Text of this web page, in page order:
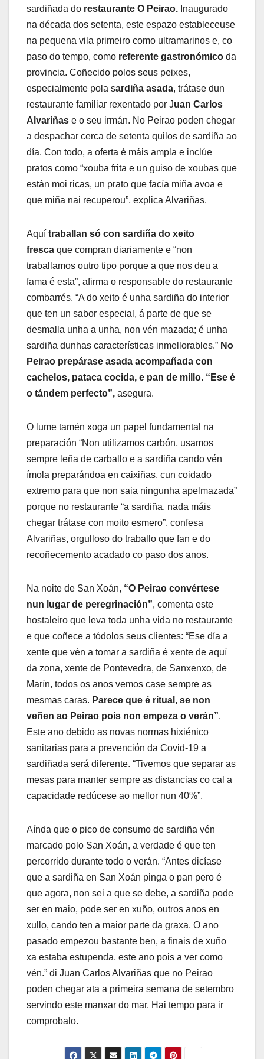
sardiñada do restaurante O Peirao. Inaugurado
na década dos setenta, este espazo estableceuse
na pequena vila primeiro como ultramarinos e, co
paso do tempo, como referente gastronómico da
provincia. Coñecido polos seus peixes,
especialmente pola sardiña asada, trátase dun
restaurante familiar rexentado por Juan Carlos
Alvariñas e o seu irmán. No Peirao poden chegar
a despachar cerca de setenta quilos de sardiña ao
día. Con todo, a oferta é máis ampla e inclúe
pratos como “xouba frita e un guiso de xoubas que
están moi ricas, un prato que facía miña avoa e
que miña nai recuperou”, explica Alvariñas.
Aquí traballan só con sardiña do xeito
fresca que compran diariamente e “non
traballamos outro tipo porque a que nos deu a
fama é esta”, afirma o responsable do restaurante
combarrés. “A do xeito é unha sardiña do interior
que ten un sabor especial, á parte de que se
desmalla unha a unha, non vén mazada; é unha
sardiña dunhas características inmellorables.” No
Peirao prepárase asada acompañada con
cachelos, pataca cocida, e pan de millo. “Ese é
o tándem perfecto”, asegura.
O lume tamén xoga un papel fundamental na
preparación “Non utilizamos carbón, usamos
sempre leña de carballo e a sardiña cando vén
ímola preparándoa en caixiñas, cun coidado
extremo para que non saia ningunha apelmazada”
porque no restaurante “a sardiña, nada máis
chegar trátase con moito esmero”, confesa
Alvariñas, orgulloso do traballo que fan e do
recoñecemento acadado co paso dos anos.
Na noite de San Xoán, “O Peirao convértese
nun lugar de peregrinación”, comenta este
hostaleiro que leva toda unha vida no restaurante
e que coñece a tódolos seus clientes: “Ese día a
xente que vén a tomar a sardiña é xente de aquí
da zona, xente de Pontevedra, de Sanxenxo, de
Marín, todos os anos vemos case sempre as
mesmas caras. Parece que é ritual, se non
veñen ao Peirao pois non empeza o verán”.
Este ano debido as novas normas hixiénico
sanitarias para a prevención da Covid-19 a
sardiñada será diferente. “Tivemos que separar as
mesas para manter sempre as distancias co cal a
capacidade redúcese ao mellor nun 40%”.
Aínda que o pico de consumo de sardiña vén
marcado polo San Xoán, a verdade é que ten
percorrido durante todo o verán. “Antes dicíase
que a sardiña en San Xoán pinga o pan pero é
que agora, non sei a que se debe, a sardiña pode
ser en maio, pode ser en xuño, outros anos en
xullo, cando ten a maior parte da graxa. O ano
pasado empezou bastante ben, a finais de xuño
xa estaba estupenda, este ano pois a ver como
vén.” di Juan Carlos Alvariñas que no Peirao
poden chegar ata a primeira semana de setembro
servindo este manxar do mar. Hai tempo para ir
comprobalo.